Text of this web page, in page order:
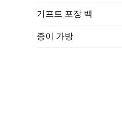
기프트 포장 백
종이 가방